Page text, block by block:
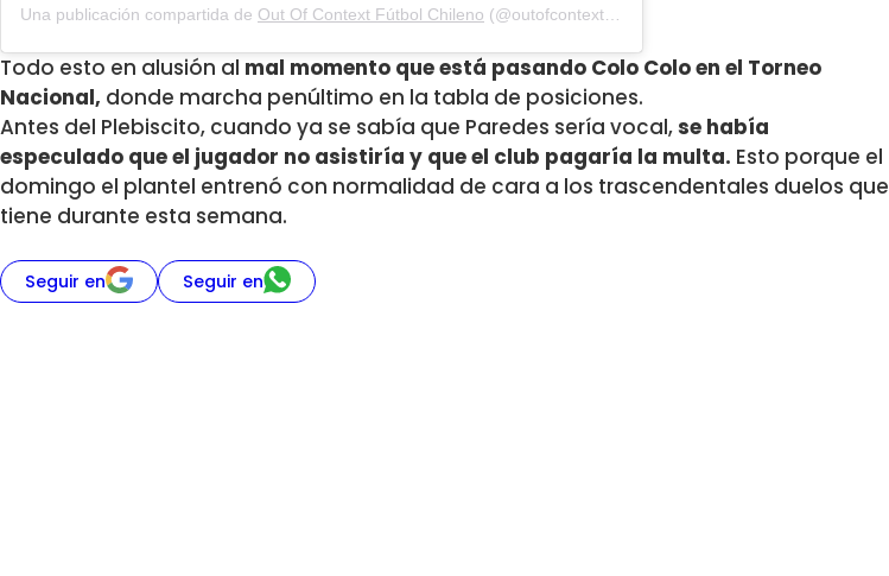
Una publicación compartida de Out Of Context Fútbol Chileno (@outofcontextfutchile) el
Todo esto en alusión al mal momento que está pasando Colo Colo en el Torneo
Nacional, donde marcha penúltimo en la tabla de posiciones.
Antes del Plebiscito, cuando ya se sabía que Paredes sería vocal,se había
especulado que el jugador no asistiría y que el club pagaría la multa. Esto porque el
domingo el plantel entrenó con normalidad de cara a los trascendentales duelos que
tiene durante esta semana.
Seguir en Seguir en